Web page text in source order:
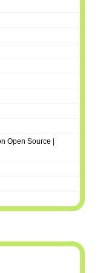
Open Source |